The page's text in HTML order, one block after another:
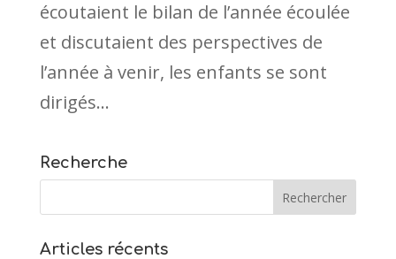
écoutaient le bilan de l’année écoulée
et discutaient des perspectives de
l’année à venir, les enfants se sont
dirigés...
Recherche
Articles récents